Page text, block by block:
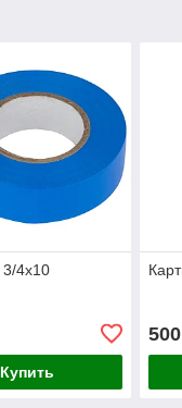
3/4х10
Купить
500